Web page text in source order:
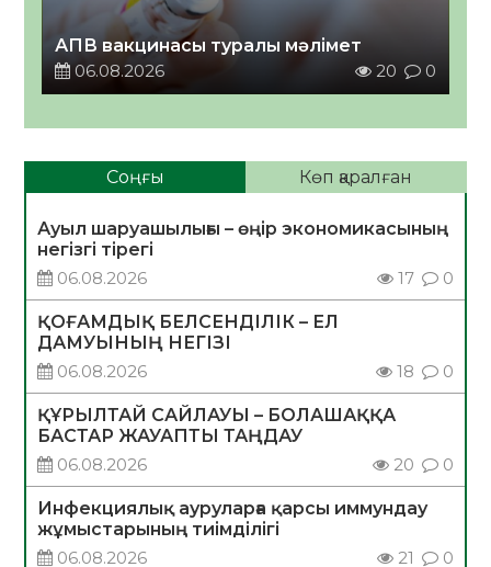
АПВ вакцинасы туралы мәлімет
06.08.2026
20 0
Соңғы Көп қаралған
Ауыл шаруашылығы – өңір экономикасының
негізгі тірегі
06.08.2026
17 0
ҚОҒАМДЫҚ БЕЛСЕНДІЛІК – ЕЛ
ДАМУЫНЫҢ НЕГІЗІ
06.08.2026
18 0
ҚҰРЫЛТАЙ САЙЛАУЫ – БОЛАШАҚҚА
БАСТАР ЖАУАПТЫ ТАҢДАУ
06.08.2026
20 0
Инфекциялық ауруларға қарсы иммундау
жұмыстарының тиімділігі
06.08.2026
21 0